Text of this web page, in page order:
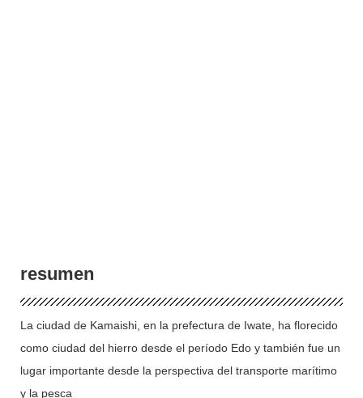
resumen
La ciudad de Kamaishi, en la prefectura de Iwate, ha florecido
como ciudad del hierro desde el período Edo y también fue un
lugar importante desde la perspectiva del transporte marítimo
y la pesca